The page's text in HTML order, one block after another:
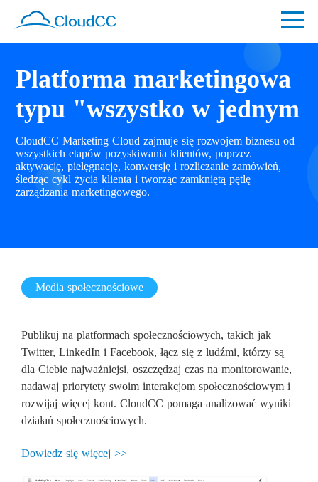
Platforma marketingowa
typu "wszystko w jednym
CloudCC Marketing Cloud zajmuje się rozwojem biznesu od
wszystkich etapów pozyskiwania klientów, poprzez
aktywację, pielęgnację, konwersję i rozliczanie zamówień,
śledząc cykl życia klienta i tworząc zamkniętą pętlę
zarządzania marketingowego.
Media społecznościowe
Publikuj na platformach społecznościowych, takich jak
Twitter, LinkedIn i Facebook, łącz się z ludźmi, którzy są
dla Ciebie najważniejsi, oszczędzaj czas na monitorowanie,
nadawaj priorytety swoim interakcjom społecznościowym i
rozwijaj więcej kont. CloudCC pomaga analizować wyniki
działań społecznościowych.
Dowiedz się więcej >>